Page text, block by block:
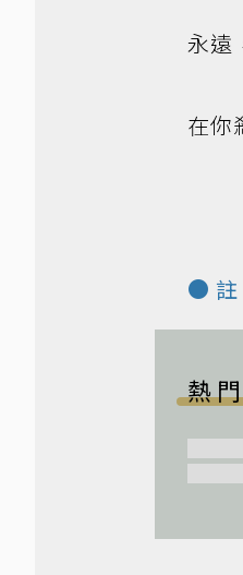
永遠
在你
● 註
熱